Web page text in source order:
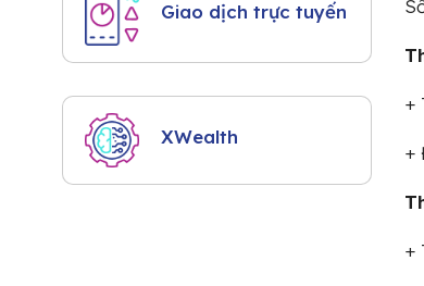
Giao dịch trực tuyến
XWealth
+
+
+